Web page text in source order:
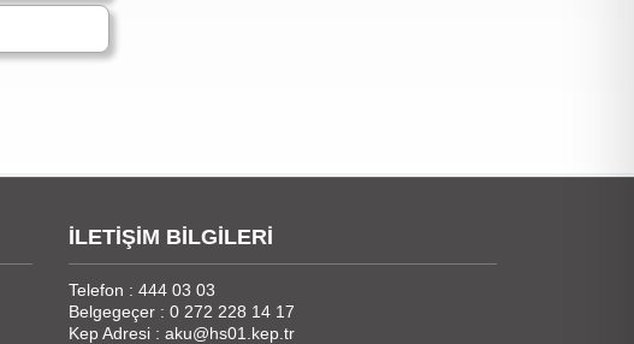
İLETİŞİM BİLGİLERİ
Telefon : 444 03 03
Belgegeçer : 0 272 228 14 17
Kep Adresi : aku@hs01.kep.tr